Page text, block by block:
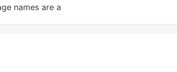
names are a